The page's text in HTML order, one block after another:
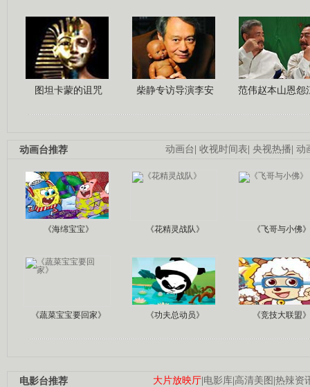
图坦卡蒙的诅咒 柴静专访导演李安 范伟赵本山恩怨
动画台| 收视时间表| 央视热播| 动
动画台推荐
《海绵宝宝》 《花精灵战队》 《飞哥与小佛》
《蔬菜宝宝要回家》 《功夫总动员》 《竞技大联盟》
大片放映厅|电影库|高清美图 |热辣资
电影台推荐